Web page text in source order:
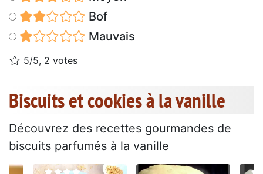
Bof
Mauvais
5/5, 2 votes
Biscuits et cookies à la vanille
Découvrez des recettes gourmandes de
biscuits parfumés à la vanille